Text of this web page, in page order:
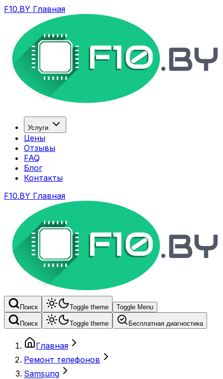
F10.BY Главная
Услуги
Цены
Отзывы
FAQ
Блог
Контакты
F10.BY Главная
Поиск Toggle theme Toggle Menu
Поиск Toggle theme Бесплатная диагностика
Главная
Ремонт телефонов
Samsung